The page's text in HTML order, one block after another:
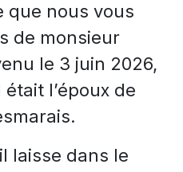
que nous vous
de monsieur
le 3 juin 2026,
était l’époux de
laisse dans le